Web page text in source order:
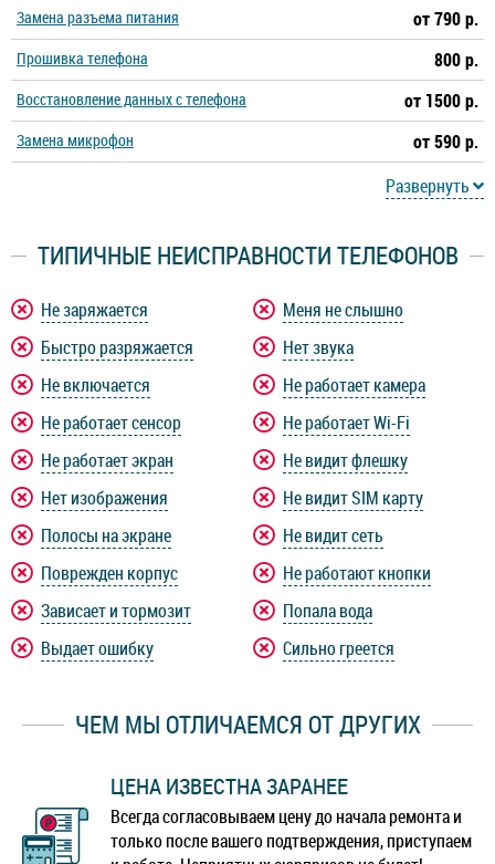
Замена разъема питания от 790 р.
Прошивка телефона 800 р.
Восстановление данных с телефона от 1500 р.
Замена микрофон
от 590 р.
Развернуть
ТИПИЧНЫЕ НЕИСПРАВНОСТИ ТЕЛЕФОНОВ
Не заряжается
Быстро разряжается
Не включается
Не работает сенсор
Не работает экран
Нет изображения
Полосы на экране
Поврежден корпус
Зависает и тормозит
Выдает ошибку
Меня не слышно
Нет звука
Не работает камера
Не работает Wi-Fi
Не видит флешку
Не видит SIM карту
Не видит сеть
Не работают кнопки
Попала вода
Сильно греется
ЧЕМ МЫ ОТЛИЧАЕМСЯ ОТ ДРУГИХ
ЦЕНА ИЗВЕСТНА ЗАРАНЕЕ
Всегда согласовываем цену до начала ремонта и
только после вашего подтверждения, приступаем